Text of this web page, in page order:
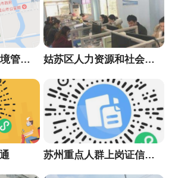
昆山市公安局出入境管理大队 姑苏区人力资源和社会保障局
苏州重点人群上岗证信息采集小程序